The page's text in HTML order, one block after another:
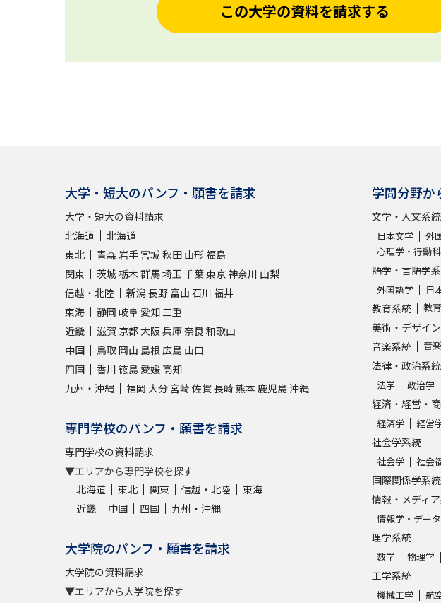
この大学の資料を請求する
大学・短大のパンフ・願書を請求
大学・短大の資料請求
北海道
北海道
東北
青森 岩手 宮城 秋田 山形 福島
関東
茨城 栃木 群馬埼玉 千葉東京神奈川 山梨
信越・北陸
新潟長野 富山 石川 福井
東海
静岡 岐阜 愛知 三重
近畿
滋賀 京都 大阪兵庫奈良 和歌山
中国
鳥取 岡山 島根 広島 山口
四国
香川 徳島 愛媛 高知
九州・沖縄
福岡 大分 宮崎 佐賀 長崎 熊本 鹿児島沖縄
専門学校のパンフ・願書を請求
専門学校の資料請求
▼エリアから専門学校を探す
北海道
東北 関東 信越・北陸
東海
近畿
中国 四国 九州・沖縄
大学院のパンフ・願書を請求
大学院の資料請求
▼エリアから大学院を探す
学問分野か
文学・人文系統
日本文学 外
心理学・行動
語学・言語学
外国語学 日
教育系統 教育
美術・デザイ
音楽系統 音楽
法律・政治系統
法学 政治学
経済・経営・
経済学 経営
社会学系統
社会学 社会
国際関係学系統
情報・メディ
情報学・デー
理学系統
数学 物理学
工学系統
機械工学 航